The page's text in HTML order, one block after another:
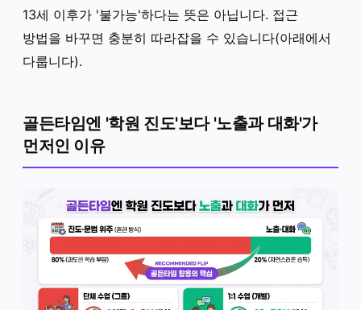
13세 이후가 '불가능'하다는 뜻은 아닙니다. 접근
방법을 바꾸면 충분히 따라잡을 수 있습니다(아래에서
다룹니다).
골든타임엔 '학원 진도'보다 '노출과 대화'가
먼저인 이유